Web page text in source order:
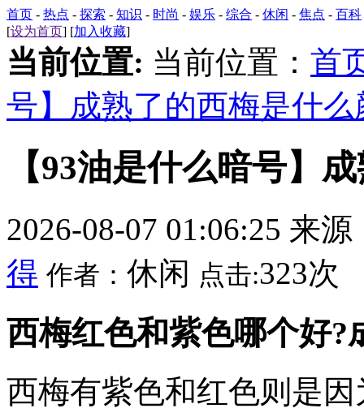
首页 - 热点 - 探索 - 知识 - 时尚 - 娱乐 - 综合 - 休闲 - 焦点 - 百科
[设为首页] [加入收藏]
当前位置: 当前位置： 首
号】成熟了的西梅是什么
【93油是什么暗号】
2026-08-07 01:06:25 来源
得 作者： 休闲 点击:323次
西梅红色和紫色哪个好?
西梅有紫色和红色则是